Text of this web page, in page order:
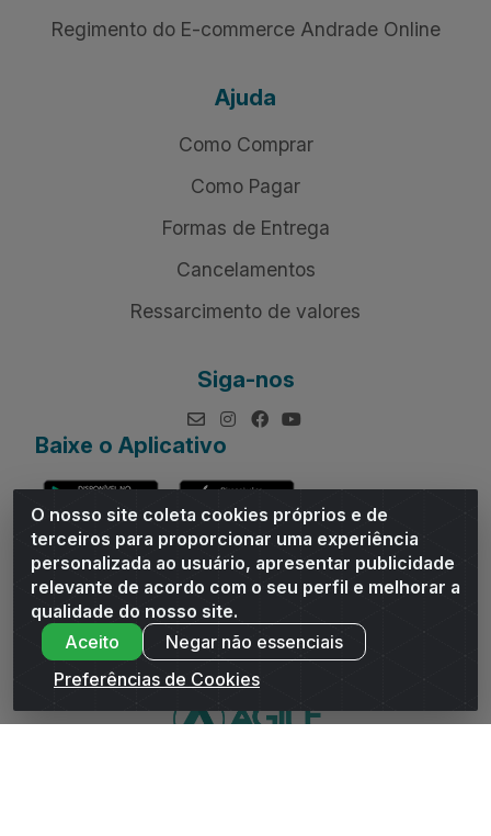
O nosso site coleta cookies próprios e de
terceiros para proporcionar uma experiência
personalizada ao usuário, apresentar publicidade
relevante de acordo com o seu perfil e melhorar a
qualidade do nosso site.
Aceito
Negar não essenciais
Preferências de Cookies
Regimento do E-commerce Andrade Online
Ajuda
Como Comprar
Como Pagar
Formas de Entrega
Cancelamentos
Ressarcimento de valores
Siga-nos
Baixe o Aplicativo
Andrade Distribuidor - ROD AL 110, n° 1401 - Sitio Moco,
Arapiraca/AL - CEP 57319-300 - CNPJ 10.667.481/0001-47